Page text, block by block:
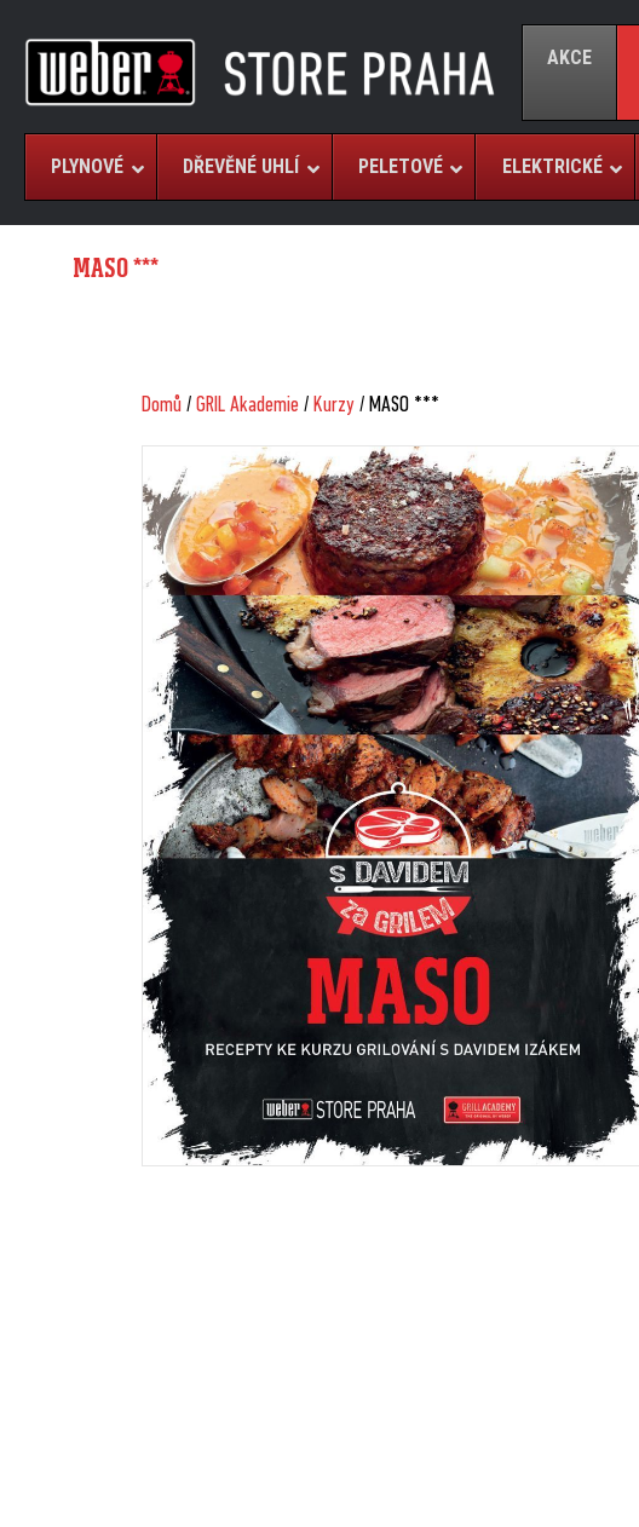
AKCE
PLYNOVÉ DŘEVĚNÉ UHLÍ PELETOVÉ ELEKTRICKÉ
MASO ***
Domů/ GRIL Akademie/ Kurzy/ MASO ***